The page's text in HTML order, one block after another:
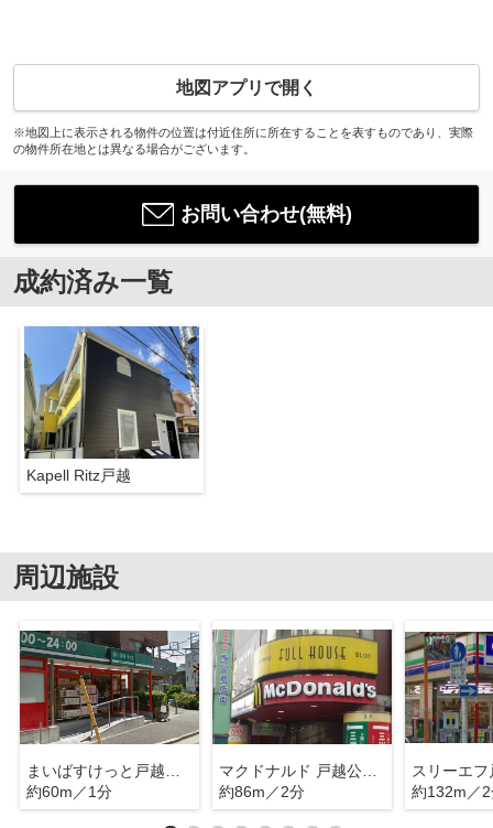
地図アプリで開く
※地図上に表示される物件の位置は付近住所に所在することを表すものであり、実際
の物件所在地とは異なる場合がございます。
お問い合わせ(無料)
成約済み一覧
Kapell Ritz戸越
周辺施設
約60m／1分
マクドナルド 戸越公園店
約86m／2分
約132m／